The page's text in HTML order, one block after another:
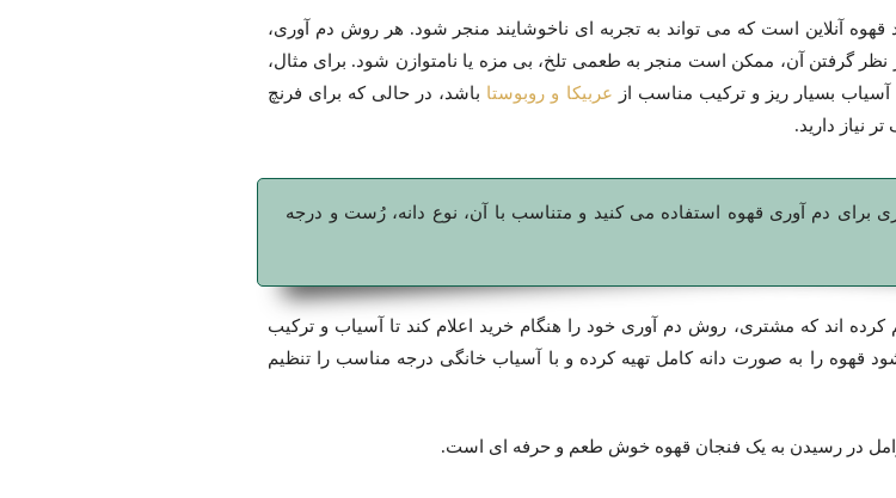
آنلاین است که می تواند به تجربه ای ناخوشایند منجر شود. هر روش دم آوری،
نظر گرفتن آن، ممکن است منجر به طعمی تلخ، بی مزه یا نامتوازن شود. برای مثال،
بسیار ریز و ترکیب مناسب از عربیکا و روبوستا باشد، در حالی که برای فرنچ
نیاز دارید.
دم آوری قهوه استفاده می کنید و متناسب با آن، نوع دانه، رُست و درجه
اند که مشتری، روش دم آوری خود را هنگام خرید اعلام کند تا آسیاب و ترکیب
قهوه را به صورت دانه کامل تهیه کرده و با آسیاب خانگی درجه مناسب را تنظیم
در رسیدن به یک فنجان قهوه خوش طعم و حرفه ای است.